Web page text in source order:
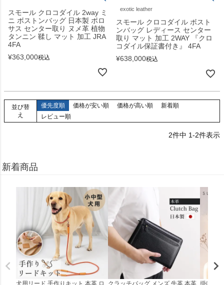
スモール クロコダイル 2way ミ
ニ ボストンバッグ 日本製 ポロ
サス センター取り ヌメ革 植物
タンニン 鞣し マット 加工 JRA
4FA
¥363,000税込
exotic leather
スモール クロコダイル ボスト
ンバッグ レディース センター
取り マット 加工 2WAY 『クロ
コダイル保証書付き』 4FA
¥638,000税込
並び替
え
優先度順 価格が安い順 価格が高い順
新着順
レビュー順
2件中 1-2件表示
新着商品
犬用リード 手作りキット 本革 ロ クラッチバッグ メンズ 牛革 本革 掛け時